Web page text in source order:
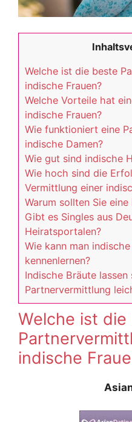
Welche ist die beste
indische Frauen?
Welche Vorteile hat
indische Frauen?
Wie funktioniert eine
indische Damen?
Wie gut sind indische
Wie hoch sind die
Vermittlung einer
Warum sollten Sie
Gibt es Singles aus
Heiratsportalen?
Wie kann man
kennenlernen?
Indische Bräute
Partnervermittlung
Welche ist die
indische